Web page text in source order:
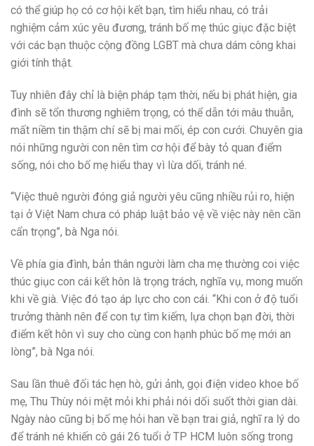
có thể giúp họ có cơ hội kết bạn, tìm hiểu nhau, có trải
nghiệm cảm xúc yêu đương, tránh bố mẹ thúc giục đặc biệt
với các bạn thuộc cộng đồng LGBT mà chưa dám công khai
giới tính thật.
Tuy nhiên đây chỉ là biện pháp tạm thời, nếu bị phát hiện, gia
đình sẽ tổn thương nghiêm trọng, có thể dẫn tới mâu thuẫn,
mất niềm tin thậm chí sẽ bị mai mối, ép con cưới. Chuyên gia
nói những người con nên tìm cơ hội để bày tỏ quan điểm
sống, nói cho bố mẹ hiểu thay vì lừa dối, tránh né.
“Việc thuê người đóng giả người yêu cũng nhiều rủi ro, hiện
tại ở Việt Nam chưa có pháp luật bảo vệ về việc này nên cần
cẩn trọng”, bà Nga nói.
Về phía gia đình, bản thân người làm cha mẹ thường coi việc
thúc giục con cái kết hôn là trọng trách, nghĩa vụ, mong muốn
khi về già. Việc đó tạo áp lực cho con cái. “Khi con ở độ tuổi
trưởng thành nên để con tự tìm kiếm, lựa chọn bạn đời, thời
điểm kết hôn vì suy cho cùng con hạnh phúc bố mẹ mới an
lòng”, bà Nga nói.
Sau lần thuê đối tác hẹn hò, gửi ảnh, gọi điện video khoe bố
mẹ, Thu Thùy nói mệt mỏi khi phải nói dối suốt thời gian dài.
Ngày nào cũng bị bố mẹ hỏi han về bạn trai giả, nghĩ ra lý do
để tránh né khiến cô gái 26 tuổi ở TP HCM luôn sống trong